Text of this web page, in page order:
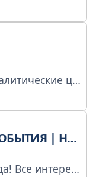
Гибридные войны, аналитические центры, новости, мемы. Для связи пишите в диалог внизу канала. Сотрудничество: @aponomarb @mariaponomar @kra_media_bot @Meehas @lichka_patriota Регистрация РКН clck.ru/3HYRg3 #6HTAT https://rutube.ru/u/ponomar/
| НОВОСТИ
Новости вашего города! Все интересные события, концерты, скидки! По вопросам рекламы пишите @kira_polit Зарегистрирован в РКН: https://www.gosuslugi.ru/snet/67a4bea74689c2151c76a943